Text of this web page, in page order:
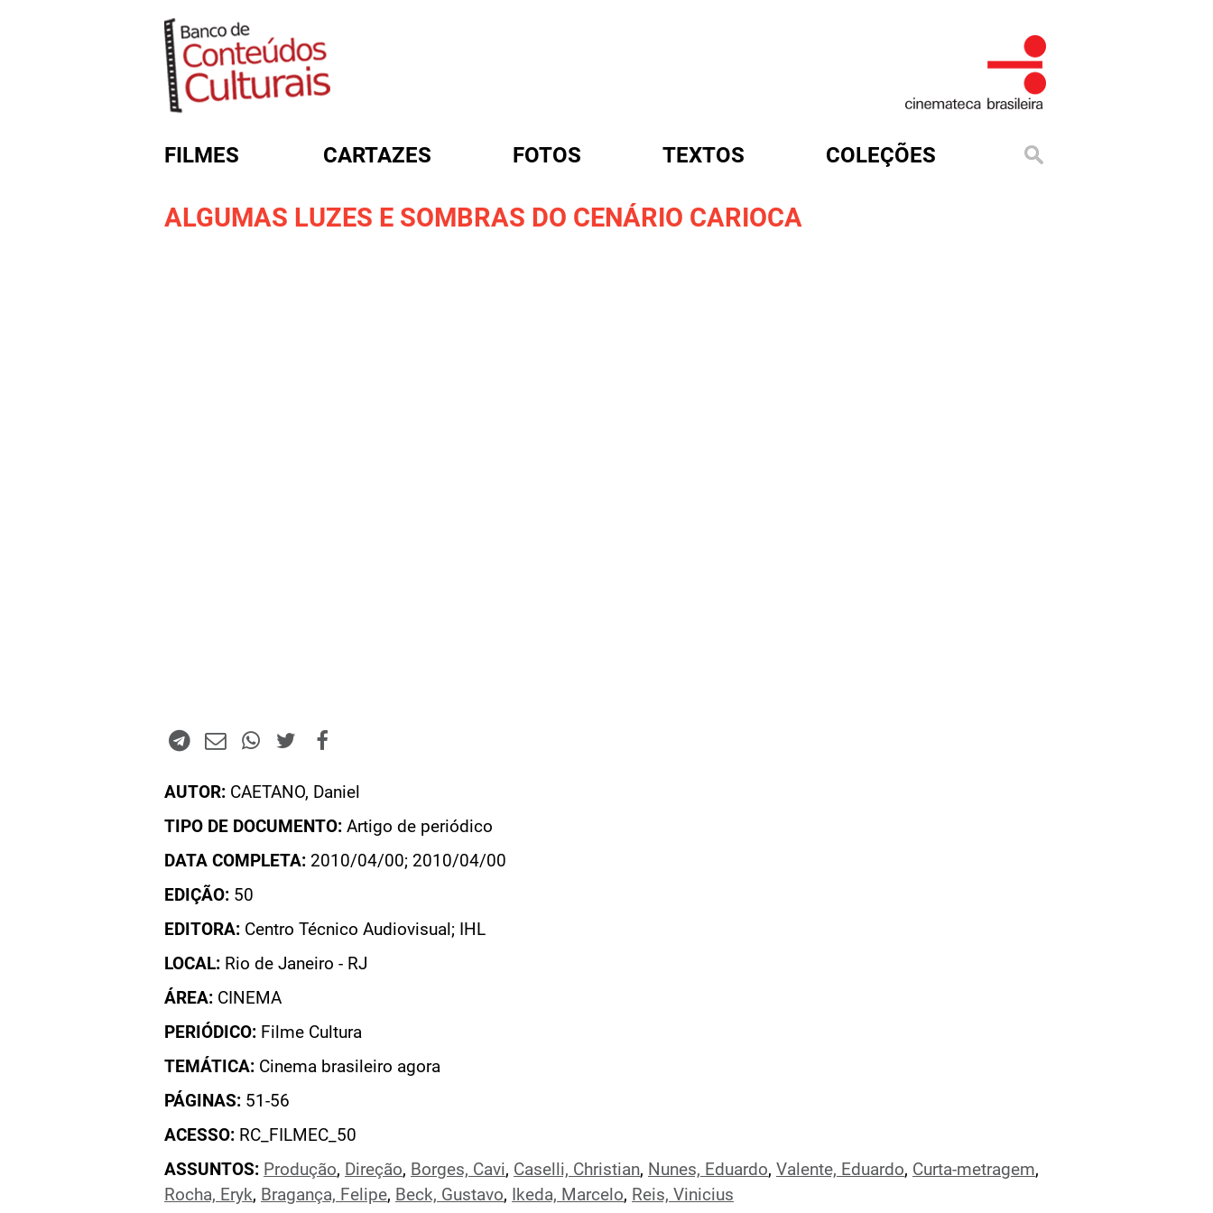
FILMES CARTAZES FOTOS TEXTOS COLEÇÕES
ALGUMAS LUZES E SOMBRAS DO CENÁRIO CARIOCA
AUTOR: CAETANO, Daniel
TIPO DE DOCUMENTO: Artigo de periódico
DATA COMPLETA: 2010/04/00; 2010/04/00
EDIÇÃO: 50
EDITORA: Centro Técnico Audiovisual; IHL
LOCAL: Rio de Janeiro - RJ
ÁREA: CINEMA
PERIÓDICO: Filme Cultura
TEMÁTICA: Cinema brasileiro agora
PÁGINAS: 51-56
ACESSO: RC_FILMEC_50
ASSUNTOS: Produção, Direção, Borges, Cavi, Caselli, Christian, Nunes, Eduardo, Valente, Eduardo, Curta-metragem,
Rocha, Eryk, Bragança, Felipe, Beck, Gustavo, Ikeda, Marcelo, Reis, Vinicius